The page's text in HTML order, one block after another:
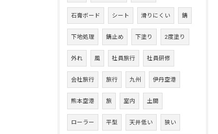
石膏ボード シート 滑りにくい 錆
下地処理 錆止め 下塗り 2度塗り
外れ 風 社員旅行 社員研修
会社旅行 旅行 九州 伊丹空港
熊本空港 旅 室内 土間
ローラー 平型 天井低い 狭い